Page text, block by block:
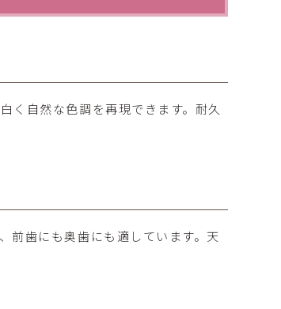
く自然な色調を再現できます。耐久
前歯にも奥歯にも適しています。天